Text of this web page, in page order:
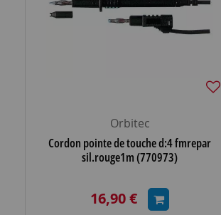
Orbitec
Cordon pointe de touche d:4 fmrepar
sil.rouge1m (770973)
16,90 €